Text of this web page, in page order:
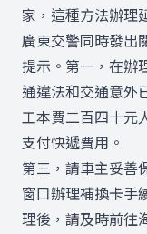
家，這種方法辦理
廣東交警同時發出
提示。第一，在辦
通違法和交通意外
工本費二百四十元
支付快遞費用。
第三，請車主妥善
窗口辦理補換卡手
理後，請及時前往